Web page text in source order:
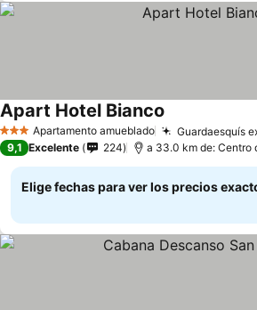
3 EstrellasApartamento amueblado Guardaesquís
Apart Hotel Bianco
9,1 Excelente 224 a 33.0 km de: Centro
Elige fechas para ver los precios